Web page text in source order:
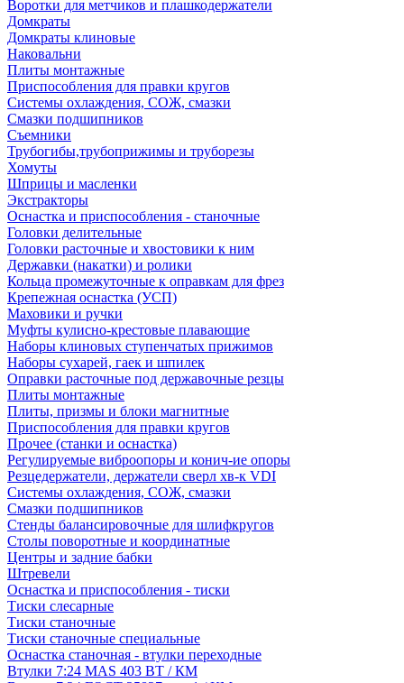
Воротки для метчиков и плашкодержатели
Домкраты
Домкраты клиновые
Наковальни
Плиты монтажные
Приспособления для правки кругов
Системы охлаждения, СОЖ, смазки
Смазки подшипников
Съемники
Трубогибы,трубоприжимы и труборезы
Хомуты
Шприцы и масленки
Экстракторы
Оснастка и приспособления - станочные
Головки делительные
Головки расточные и хвостовики к ним
Державки (накатки) и ролики
Кольца промежуточные к оправкам для фрез
Крепежная оснастка (УСП)
Маховики и ручки
Муфты кулисно-крестовые плавающие
Наборы клиновых ступенчатых прижимов
Наборы сухарей, гаек и шпилек
Оправки расточные под державочные резцы
Плиты монтажные
Плиты, призмы и блоки магнитные
Приспособления для правки кругов
Прочее (станки и оснастка)
Регулируемые виброопоры и конич-ие опоры
Резцедержатели, держатели сверл хв-к VDI
Системы охлаждения, СОЖ, смазки
Смазки подшипников
Стенды балансировочные для шлифкругов
Столы поворотные и координатные
Центры и задние бабки
Штревели
Оснастка и приспособления - тиски
Тиски слесарные
Тиски станочные
Тиски станочные специальные
Оснастка станочная - втулки переходные
Втулки 7:24 MAS 403 BT / КМ